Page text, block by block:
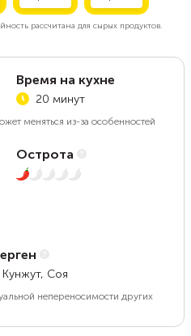
рассчитана для сырых продуктов.
Время на кухне
20 минут
меняться из-за особенностей
Острота
1 из 5
Соя
непереносимости других